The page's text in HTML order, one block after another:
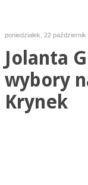
poniedziałek, 22 październik
Jolanta
wybory
Krynek